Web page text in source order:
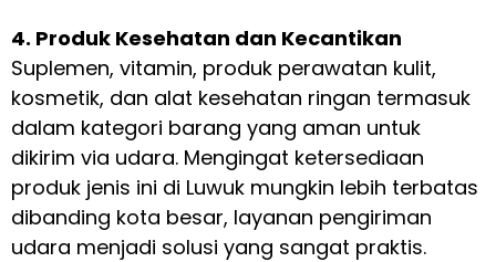
4. Produk Kesehatan dan Kecantikan
Suplemen, vitamin, produk perawatan kulit,
kosmetik, dan alat kesehatan ringan termasuk
dalam kategori barang yang aman untuk
dikirim via udara. Mengingat ketersediaan
produk jenis ini di Luwuk mungkin lebih terbatas
dibanding kota besar, layanan pengiriman
udara menjadi solusi yang sangat praktis.